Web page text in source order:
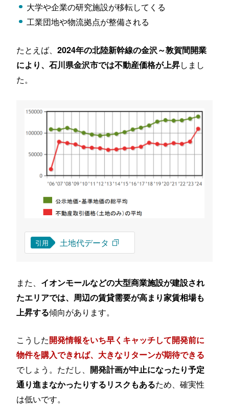
大学や企業の研究施設が移転してくる
工業団地や物流拠点が整備される
たとえば、2024年の北陸新幹線の金沢～敦賀間開業
により、石川県金沢市では不動産価格が上昇しまし
た。
引用 土地代データ
また、 イオンモールなどの大型商業施設が建設され
たエリアでは、周辺の賃貸需要が高まり家賃相場も
上昇する傾向があります。
こうした開発情報をいち早くキャッチして開発前に
物件を購入できれば、大きなリターンが期待できる
でしょう。ただし、 開発計画が中止になったり予定
通り進まなかったりするリスクもあるため、確実性
は低いです。